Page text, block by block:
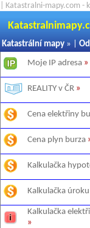
| Katastralni-mapy.com -
Katastrální mapy » |
Moje IP adresa »
REALITY v ČR »
Cena elektřiny
Cena plyn burza
Kalkulačka
Kalkulačka úroku
Kalkulačka
»